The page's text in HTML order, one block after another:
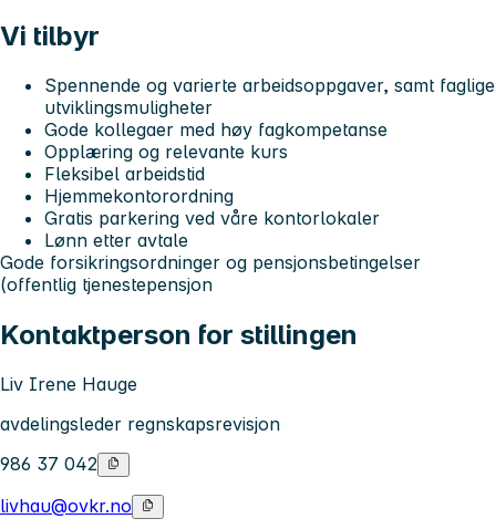
Vi tilbyr
Spennende og varierte arbeidsoppgaver, samt faglige
utviklingsmuligheter
Gode kollegaer med høy fagkompetanse
Opplæring og relevante kurs
Fleksibel arbeidstid
Hjemmekontorordning
Gratis parkering ved våre kontorlokaler
Lønn etter avtale
Gode forsikringsordninger og pensjonsbetingelser
(offentlig tjenestepensjon
Kontaktperson for stillingen
Liv Irene Hauge
avdelingsleder regnskapsrevisjon
986 37 042
livhau@ovkr.no